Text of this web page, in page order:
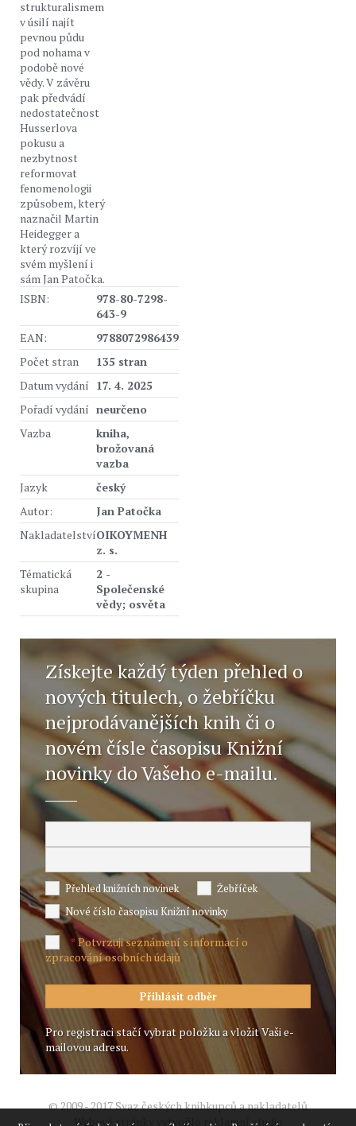
strukturalismem
v úsilí najít
pevnou půdu
pod nohama v
podobě nové
vědy. V závěru
pak předvádí
nedostatečnost
Husserlova
pokusu a
nezbytnost
reformovat
fenomenologii
způsobem, který
naznačil Martin
Heidegger a
který rozvíjí ve
svém myšlení i
sám Jan Patočka.
ISBN:
978-80-7298-
643-9
EAN:
9788072986439
Počet stran
135 stran
Datum vydání 17. 4. 2025
Pořadí vydání neurčeno
Vazba
kniha,
brožovaná
vazba
Jazyk
český
Autor:
Jan Patočka
NakladatelstvíOIKOYMENH
z. s.
Tématická
skupina
2 -
Společenské
vědy; osvěta
Získejte každý týden přehled o
nových titulech, o žebříčku
nejprodávanějších knih či o
novém čísle časopisu Knižní
novinky do Vašeho e-mailu.
Přehled knižních novinek
Žebříček
Nové číslo časopisu Knižní novinky
*Potvrzuji seznámení s informací o
zpracování osobních údajů
Pro registraci stačí vybrat položku a vložit Vaši e-
mailovou adresu.
© 2009 - 2017 Svaz českých knihkupců a nakladatelů
Webové stránky vytvořilo reklamní studio